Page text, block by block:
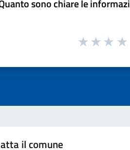
sono chiare le
il comune